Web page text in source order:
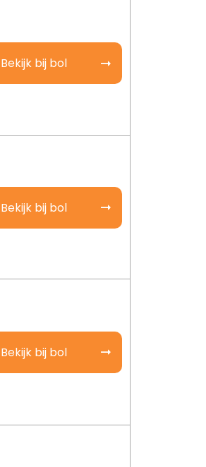
Bekijk bij bol
Bekijk bij bol
Bekijk bij bol